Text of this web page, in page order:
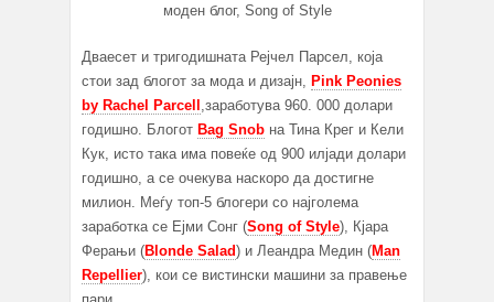
моден блог, Song of Style
Дваесет и тригодишната Рејчел Парсел, која
стои зад блогот за мода и дизајн,
Pink Peonies
by Rachel Parcell
,заработува 960. 000 долари
годишно. Блогот Bag Snob на Тина Крег и Кели
Кук, исто така има повеќе од 900 илјади долaри
годишно, а се очекува наскоро да достигне
милион. Меѓу топ-5 блогери со најголема
заработка се Ејми Сонг (Song of Style), Кјара
Ферањи (Blonde Salad) и Леандра Медин (Man
Repellier), кои се вистински машини за правење